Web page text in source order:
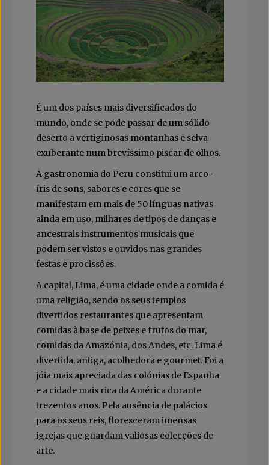
É um dos países mais diversificados do
mundo, onde se pode passar de um sólido
deserto a vertiginosas montanhas e selva
exuberante num brevíssimo piscar de olhos.
A gastronomia do Peru constitui um arco-
íris de sons, sabores e cores que se
manifestam em mais de 50 línguas nativas
ainda em uso, milhares de tipos de danças e
ancestrais instrumentos musicais que
podem ser vistos e ouvidos nas grandes
festas e procissões.
A capital, Lima, é uma cidade onde a comida é
uma religião, sendo os seus templos
divertidos restaurantes que apresentam
comidas à base de peixes e frutos do mar,
comidas da Amazónia, dos Andes, etc. Lima é
divertida, antiga, acolhedora e gourmet. Foi a
jóia mais apreciada das colónias de Espanha
e a cidade mais rica da América durante
trezentos anos. Pela ausência de palácios
para os seus reis, floresceram imensas
igrejas que guardam valiosas colecções de
arte.